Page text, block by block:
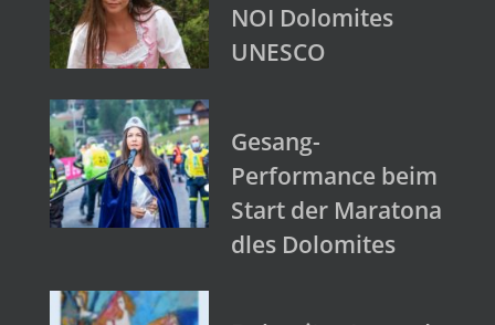
NOI Dolomites
UNESCO
Gesang-
Performance beim
Start der Maratona
dles Dolomites